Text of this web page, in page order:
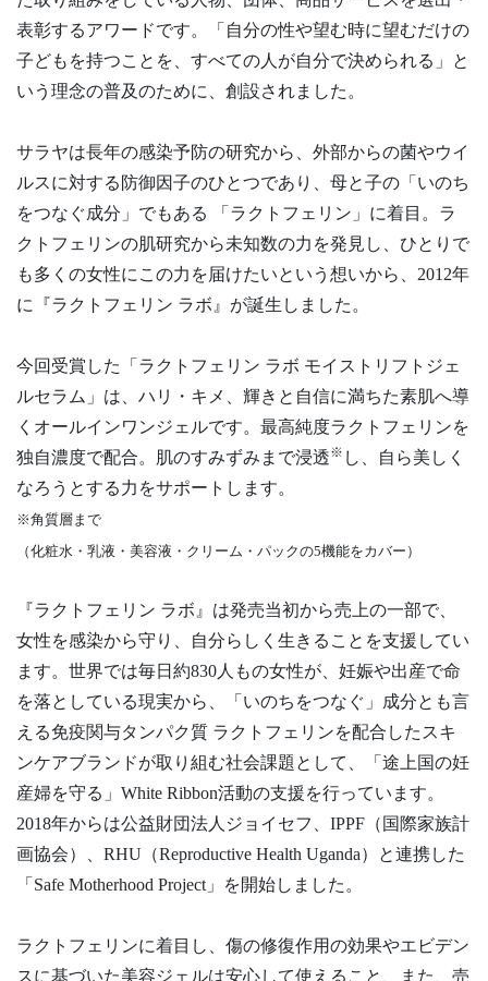
表彰するアワードです。「⾃分の性や望む時に望むだけの
子どもを持つことを、すべての⼈が⾃分で決められる」と
いう理念の普及のために、創設されました。
サラヤは長年の感染予防の研究から、外部からの菌やウイ
ルスに対する防御因子のひとつであり、母と子の「いのち
をつなぐ成分」でもある 「ラクトフェリン」に着目。ラ
クトフェリンの肌研究から未知数の力を発見し、ひとりで
も多くの女性にこの力を届けたいという想いから、2012年
に『ラクトフェリン ラボ』が誕生しました。
今回受賞した「ラクトフェリン ラボ モイストリフトジェ
ルセラム」は、ハリ・キメ、輝きと自信に満ちた素肌へ導
くオールインワンジェルです。最高純度ラクトフェリンを
独自濃度で配合。肌のすみずみまで浸透※ し、自ら美しく
なろうとする力をサポートします。
※角質層まで
（化粧水・乳液・美容液・クリーム・パックの5機能をカバー）
『ラクトフェリン ラボ』は発売当初から売上の一部で、
女性を感染から守り、自分らしく生きることを支援してい
ます。世界では毎日約830人もの女性が、妊娠や出産で命
を落としている現実から、「いのちをつなぐ」成分とも言
える免疫関与タンパク質 ラクトフェリンを配合したスキ
ンケアブランドが取り組む社会課題として、「途上国の妊
産婦を守る」White Ribbon活動の支援を行っています。
2018年からは公益財団法人ジョイセフ、IPPF（国際家族計
画協会）、RHU（Reproductive Health Uganda）と連携した
「Safe Motherhood Project」を開始しました。
ラクトフェリンに着目し、傷の修復作用の効果やエビデン
スに基づいた美容ジェルは安心して使えること、また、売